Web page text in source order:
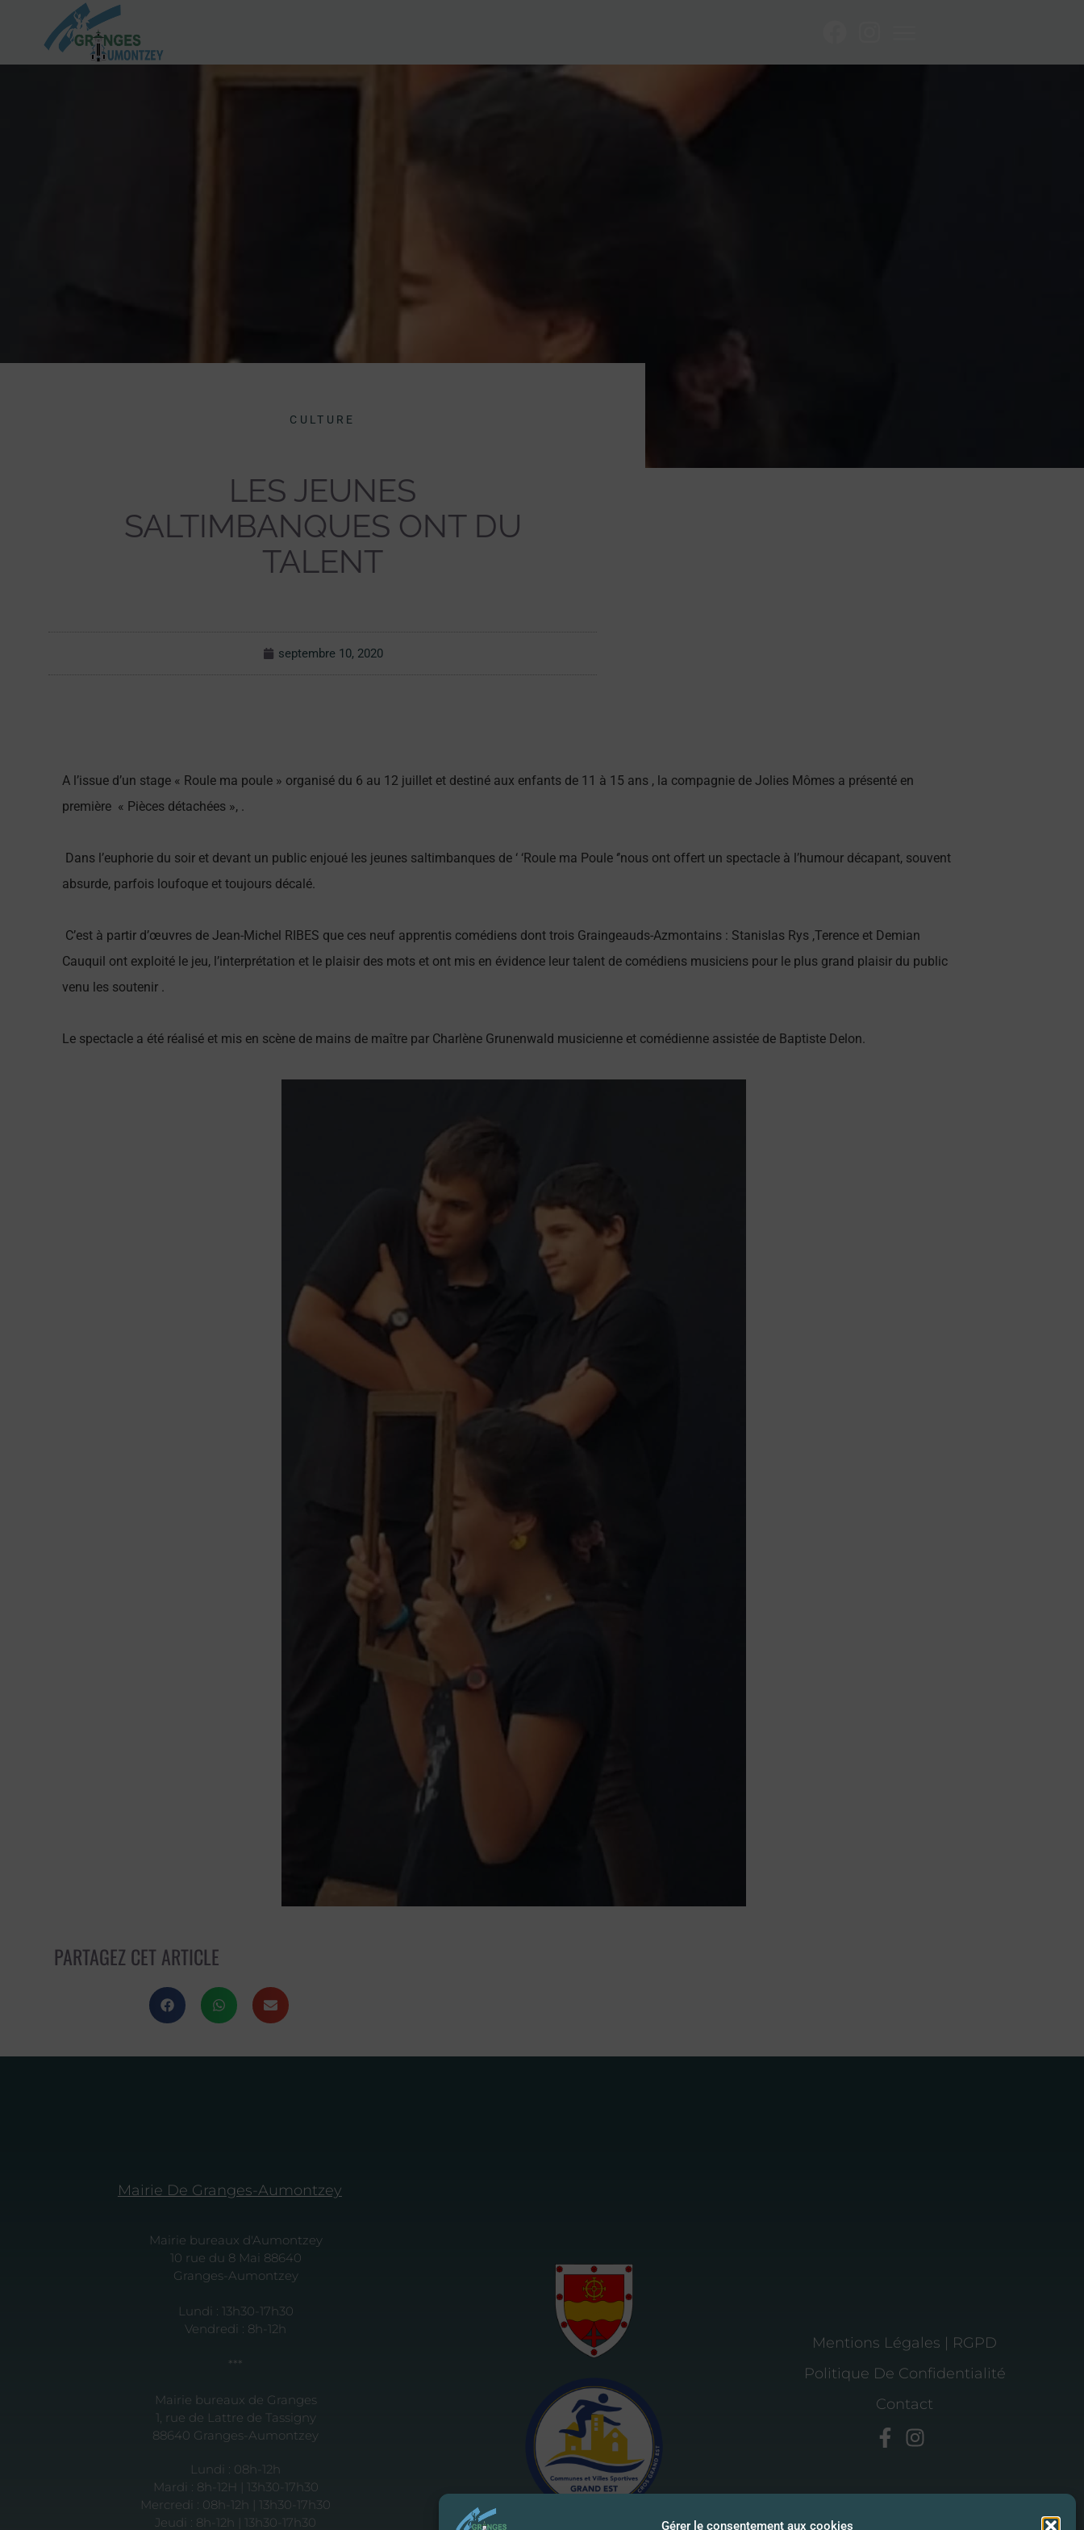
Gérer le consentement aux cookies
CULTURE
LES JEUNES
SALTIMBANQUES ONT DU
TALENT
septembre 10, 2020
A l’issue d’un stage « Roule ma poule » organisé du 6 au 12 juillet et destiné aux enfants de 11 à 15 ans , la compagnie de Jolies Mômes a présenté en
première « Pièces détachées », .
Dans l’euphorie du soir et devant un public enjoué les jeunes saltimbanques de ‘ ‘Roule ma Poule ‘’nous ont offert un spectacle à l’humour décapant, souvent
absurde, parfois loufoque et toujours décalé.
C’est à partir d’œuvres de Jean-Michel RIBES que ces neuf apprentis comédiens dont trois Graingeauds-Azmontains : Stanislas Rys ,Terence et Demian
Cauquil ont exploité le jeu, l’interprétation et le plaisir des mots et ont mis en évidence leur talent de comédiens musiciens pour le plus grand plaisir du public
venu les soutenir .
Le spectacle a été réalisé et mis en scène de mains de maître par Charlène Grunenwald musicienne et comédienne assistée de Baptiste Delon.
PARTAGEZ CET ARTICLE
Mairie De Granges-Aumontzey
Mairie bureaux d'Aumontzey
10 rue du 8 Mai 88640
Granges-Aumontzey
Lundi : 13h30-17h30
Vendredi : 8h-12h
***
Mairie bureaux de Granges
1, rue de Lattre de Tassigny
88640 Granges-Aumontzey
Lundi : 08h-12h
Mardi : 8h-12H | 13h30-17h30
Mercredi : 08h-12h | 13h30-17h30
Jeudi : 8h-12h | 13h30-17h30
Mentions Légales | RGPD
Politique De Confidentialité
Contact